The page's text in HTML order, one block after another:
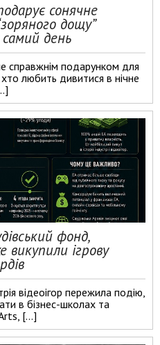
сонячне
дощу”
день
справжнім подарунком для
любить дивитися в нічне
фонд,
ігрову
відеоігор пережила подію,
в бізнес-школах та
[…]